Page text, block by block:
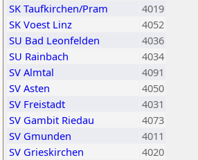
SK Taufkirchen/Pram
4019
SK Voest Linz
4052
SU Bad Leonfelden
4036
SU Rainbach
4034
SV Almtal
4091
SV Asten
4050
SV Freistadt
4031
SV Gambit Riedau
4073
SV Gmunden
4011
SV Grieskirchen
4020